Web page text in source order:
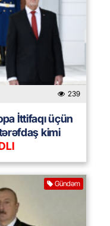
239
İttifaqı üçün
kimi
Gündəm